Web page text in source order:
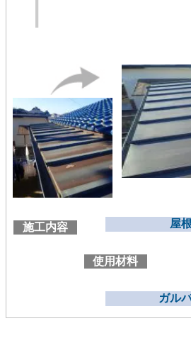
施工内容 屋
使用材料
ガル